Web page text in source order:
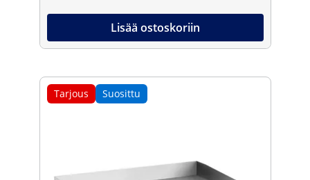
Lisää ostoskoriin
Tarjous Suosittu